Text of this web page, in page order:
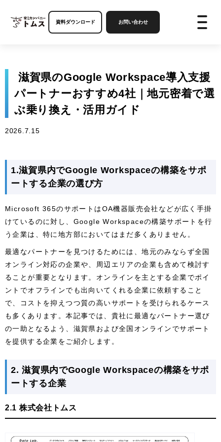
資料ダウンロード お問い合わせ
滋賀県のGoogle Workspace導入支援
パートナーおすすめ4社｜地元密着で選
ぶ乗り換え・活用ガイド
2026.7.15
1.滋賀県内でGoogle Workspaceの構築をサポ
ートする企業の選び方
Microsoft 365のサポートはOA機器販売会社などが広く手掛
けているのに対し、Google Workspaceの構築サポートを行
う企業は、特に地方部においてはまだ多くありません。
最適なパートナーを見つけるためには、地元のみならず全国
オンライン対応の企業や、周辺エリアの企業も含めて検討す
ることが重要となります。オンラインを主とする企業でポイ
ントでオフラインでも出向いてくれる企業に依頼すること
で、コストを抑えつつ質の高いサポートを受けられるケース
も多くあります。本記事では、貴社に最適なパートナー選び
の一助となるよう、滋賀県および全国オンラインでサポート
を提供する企業をご紹介します。
2. 滋賀県内でGoogle Workspaceの構築をサポ
ートする企業
2.1 株式会社トムス